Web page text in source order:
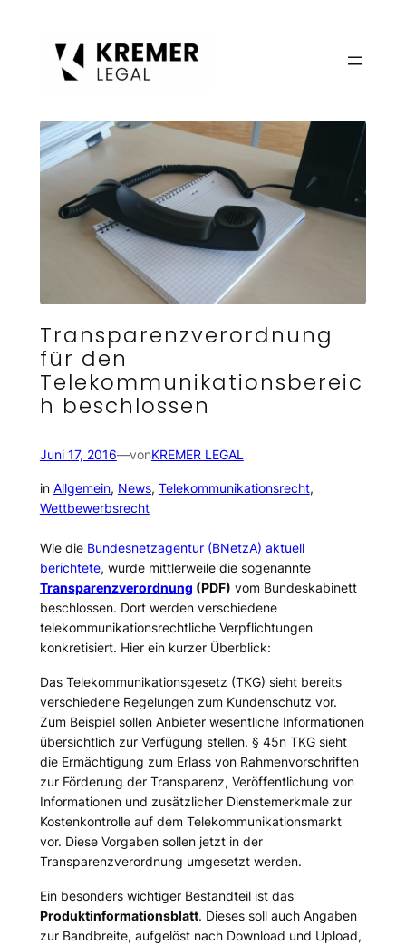
Transparenzverordnung
für den
Telekommunikationsbereic
h beschlossen
Juni 17, 2016—vonKREMER LEGAL
in Allgemein, News, Telekommunikationsrecht
Wettbewerbsrecht
Wie die Bundesnetzagentur (BNetzA) aktuell
berichtete, wurde mittlerweile die sogenannte
Transparenzverordnung (PDF) vom Bundeskabinett
beschlossen. Dort werden verschiedene
telekommunikationsrechtliche Verpflichtungen
konkretisiert. Hier ein kurzer Überblick:
Das Telekommunikationsgesetz (TKG) sieht bereits
verschiedene Regelungen zum Kundenschutz vor.
Zum Beispiel sollen Anbieter wesentliche Informationen
übersichtlich zur Verfügung stellen. § 45n TKG sieht
die Ermächtigung zum Erlass von Rahmenvorschriften
zur Förderung der Transparenz, Veröffentlichung von
Informationen und zusätzlicher Dienstemerkmale zur
Kostenkontrolle auf dem Telekommunikationsmarkt
vor. Diese Vorgaben sollen jetzt in der
Transparenzverordnung umgesetzt werden.
Ein besonders wichtiger Bestandteil ist das
Produktinformationsblatt. Dieses soll auch Angaben
zur Bandbreite, aufgelöst nach Download und Upload,